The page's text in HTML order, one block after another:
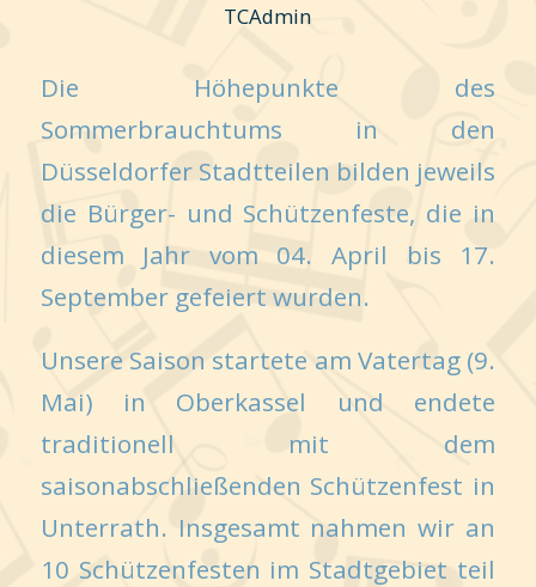
TCAdmin
Die Höhepunkte des
Sommerbrauchtums in den
Düsseldorfer Stadtteilen bilden jeweils
die Bürger- und Schützenfeste, die in
diesem Jahr vom 04. April bis 17.
September gefeiert wurden.
Unsere Saison startete am Vatertag (9.
Mai) in Oberkassel und endete
traditionell mit dem
saisonabschließenden Schützenfest in
Unterrath. Insgesamt nahmen wir an
10 Schützenfesten im Stadtgebiet teil